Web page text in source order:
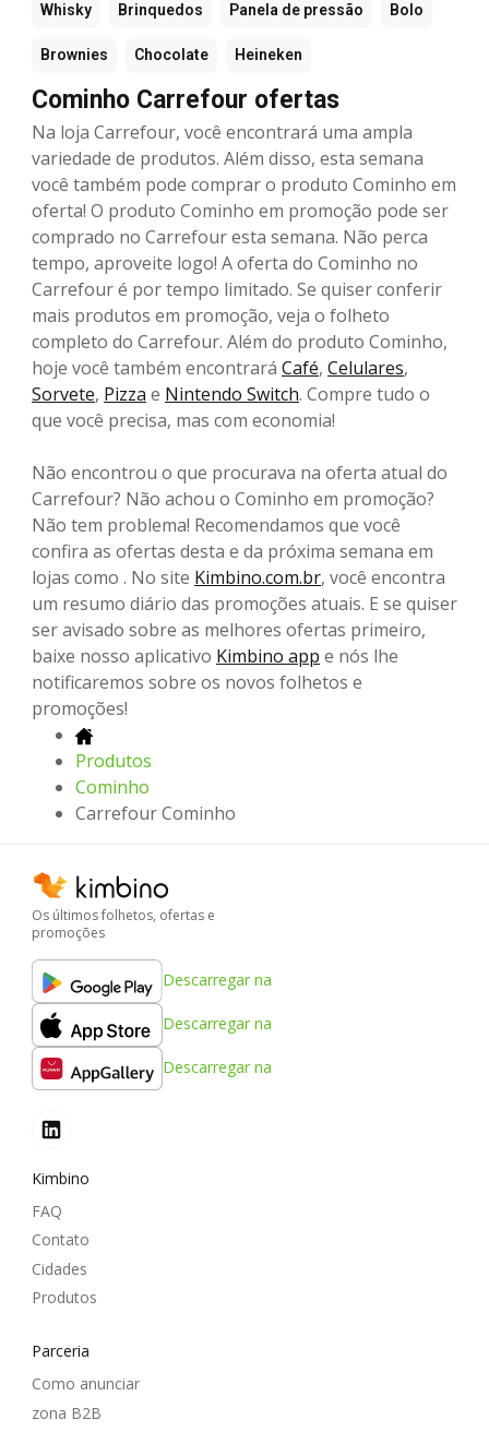
Whisky Brinquedos Panela de pressão Bolo
Brownies Chocolate Heineken
Cominho Carrefour ofertas
Na loja Carrefour, você encontrará uma ampla
variedade de produtos. Além disso, esta semana
você também pode comprar o produto Cominho em
oferta! O produto Cominho em promoção pode ser
comprado no Carrefour esta semana. Não perca
tempo, aproveite logo! A oferta do Cominho no
Carrefour é por tempo limitado. Se quiser conferir
mais produtos em promoção, veja o folheto
completo do Carrefour. Além do produto Cominho,
hoje você também encontrará Café, Celulares,
Sorvete, Pizza e Nintendo Switch. Compre tudo o
que você precisa, mas com economia!
Não encontrou o que procurava na oferta atual do
Carrefour? Não achou o Cominho em promoção?
Não tem problema! Recomendamos que você
confira as ofertas desta e da próxima semana em
lojas como . No site Kimbino.com.br, você encontra
um resumo diário das promoções atuais. E se quiser
ser avisado sobre as melhores ofertas primeiro,
baixe nosso aplicativo Kimbino app e nós lhe
notificaremos sobre os novos folhetos e
promoções!
Produtos
Cominho
Carrefour Cominho
Os últimos folhetos, ofertas e
promoções
Descarregar na
Descarregar na
Descarregar na
Kimbino
FAQ
Contato
Cidades
Produtos
Parceria
Como anunciar
zona B2B